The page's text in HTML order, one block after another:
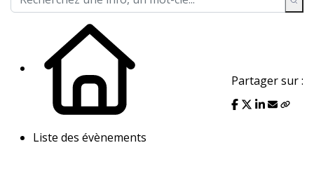
Liste des évènements
Partager sur :